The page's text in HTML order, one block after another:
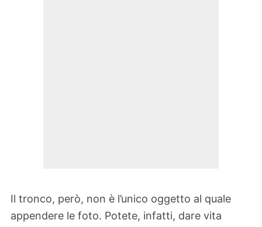
Il tronco, però, non è l’unico oggetto al quale
appendere le foto. Potete, infatti, dare vita